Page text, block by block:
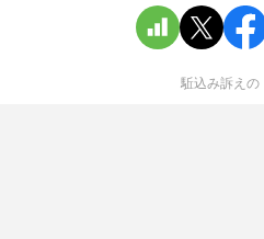
駈込み訴え の